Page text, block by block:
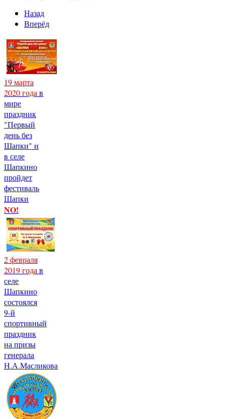
Назад
Вперёд
19 марта
2020 года в
мире
праздник
"Первый
день без
Шапки" и
в селе
Шапкино
пройдет
фестиваль
Шапки
NO!
2 февраля
2019 года в
селе
Шапкино
состоялся
9-й
спортивный
праздник
на призы
генерала
Н.А.Масликова